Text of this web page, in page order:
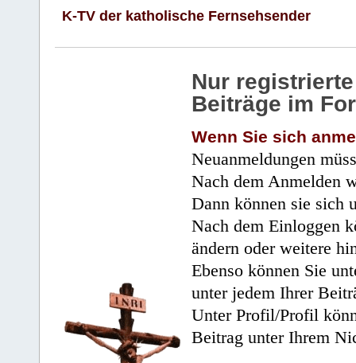
K-TV der katholische Fernsehsender
Nur
Beiträge im
Wenn Sie sich
Neuanmeldungen
Nach dem Anmelden
Dann können sie sich
Nach dem Einloggen
ändern oder weitere
Ebenso können Sie
unter jedem Ihrer
Unter Profil/Profil
Beitrag unter Ihrem